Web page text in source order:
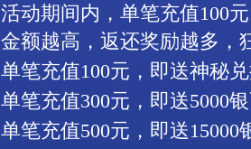
活动期间内，单笔充值100
金额越高，返还奖励越多，
单笔充值100元，即送神秘
单笔充值300元，即送5000
单笔充值500元，即送15000